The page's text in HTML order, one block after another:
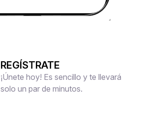
REGÍSTRATE
¡Únete hoy! Es sencillo y te llevará
solo un par de minutos.